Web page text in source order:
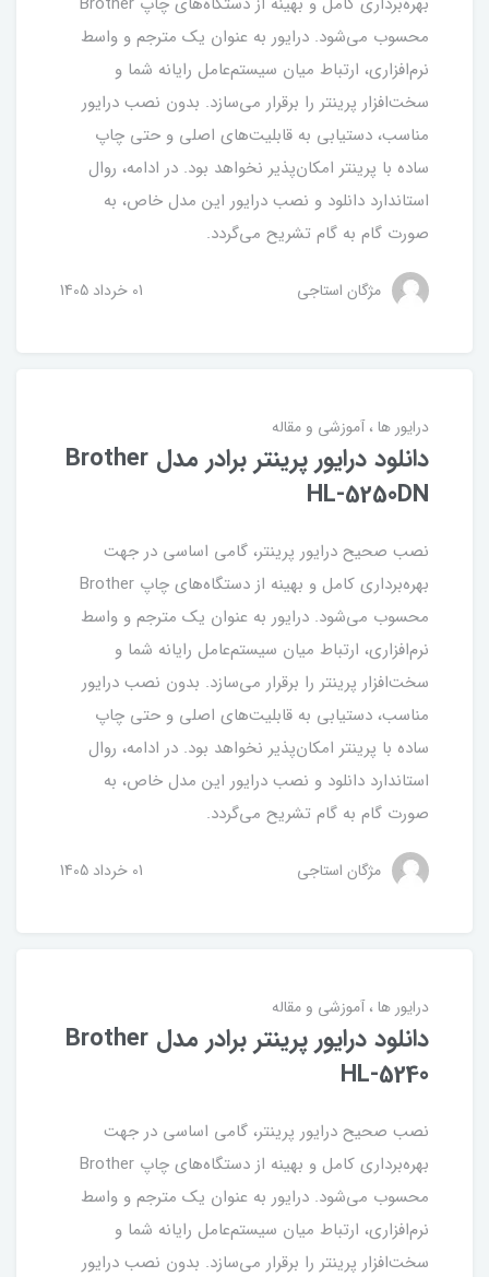
محسوب می‌شود. درایور به عنوان یک مترجم و واسط
نرم‌افزاری، ارتباط میان سیستم‌عامل رایانه شما و
سخت‌افزار پرینتر را برقرار می‌سازد. بدون نصب درایور
مناسب، دستیابی به قابلیت‌های اصلی و حتی چاپ
ساده با پرینتر امکان‌پذیر نخواهد بود. در ادامه، روال
استاندارد دانلود و نصب درایور این مدل خاص، به
صورت گام به گام تشریح می‌گردد.
مژگان استاجی 01 خرداد 1405
درایور ها آموزشی و مقاله
دانلود درایور پرینتر برادر مدل Brother
HL-5250DN
نصب صحیح درایور پرینتر، گامی اساسی در جهت
بهره‌برداری کامل و بهینه از دستگاه‌های چاپ Brother
محسوب می‌شود. درایور به عنوان یک مترجم و واسط
نرم‌افزاری، ارتباط میان سیستم‌عامل رایانه شما و
سخت‌افزار پرینتر را برقرار می‌سازد. بدون نصب درایور
مناسب، دستیابی به قابلیت‌های اصلی و حتی چاپ
ساده با پرینتر امکان‌پذیر نخواهد بود. در ادامه، روال
استاندارد دانلود و نصب درایور این مدل خاص، به
صورت گام به گام تشریح می‌گردد.
مژگان استاجی 01 خرداد 1405
درایور ها آموزشی و مقاله
دانلود درایور پرینتر برادر مدل Brother
HL-5240
نصب صحیح درایور پرینتر، گامی اساسی در جهت
بهره‌برداری کامل و بهینه از دستگاه‌های چاپ Brother
محسوب می‌شود. درایور به عنوان یک مترجم و واسط
نرم‌افزاری، ارتباط میان سیستم‌عامل رایانه شما و
سخت‌افزار پرینتر را برقرار می‌سازد. بدون نصب درایور